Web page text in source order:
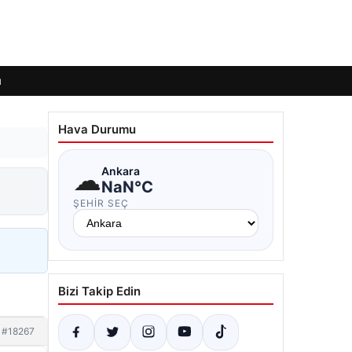
#18267
Hava Durumu
☁Ankara
NaN°C
ŞEHIR SEÇ
Bizi Takip Edin